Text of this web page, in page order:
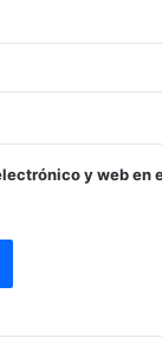
y web en